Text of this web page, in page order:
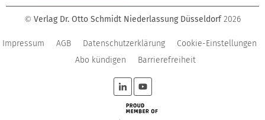
© Verlag Dr. Otto Schmidt Niederlassung Düsseldorf 2026
Impressum AGB Datenschutzerklärung
Cookie-Einstellungen
Abo kündigen
Barrierefreiheit